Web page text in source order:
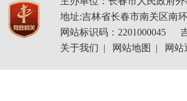
地址:吉林省长春市南关区南
网站标识码：2201000045
关于我们 | 网站地图 | 网站